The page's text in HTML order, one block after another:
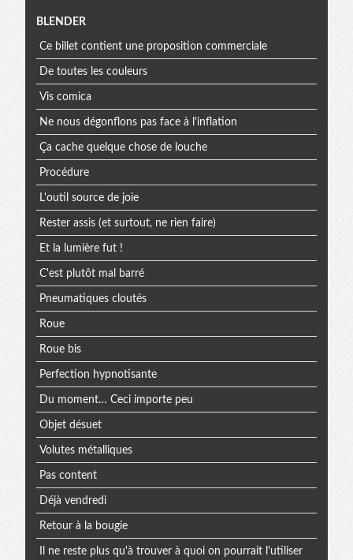
Menu
extra
BLENDER
Ce billet contient une proposition commerciale
De toutes les couleurs
Vis comica
Ne nous dégonflons pas face à l'inflation
Ça cache quelque chose de louche
Procédure
L'outil source de joie
Rester assis (et surtout, ne rien faire)
Et la lumière fut !
C'est plutôt mal barré
Pneumatiques cloutés
Roue
Roue bis
Perfection hypnotisante
Du moment… Ceci importe peu
Objet désuet
Volutes métalliques
Pas content
Déjà vendredi
Retour à la bougie
Il ne reste plus qu'à trouver à quoi on pourrait l'utiliser